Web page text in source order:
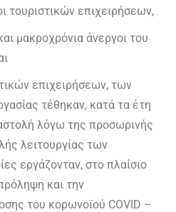
τουριστικών επιχειρήσεων,
μακροχρόνια άνεργοι του
επιχειρήσεων, των
τέθηκαν, κατά τα έτη
λόγω της προσωρινής
λειτουργίας των
εργάζονταν, στο πλαίσιο
και την
του κορωνοϊού COVID –